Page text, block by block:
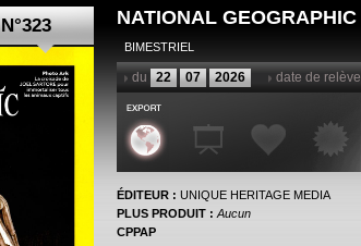
N°323 NATIONAL GEOGRAPHIC
BIMESTRIEL
du 22 07 2026 date de relève
ÉDITEUR : UNIQUE HERITAGE MEDIA
PLUS PRODUIT : Aucun
CPPAP